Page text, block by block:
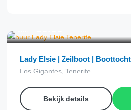
Lady Elsie | Zeilboot | Boottocht
Los Gigantes, Tenerife
Bekijk details